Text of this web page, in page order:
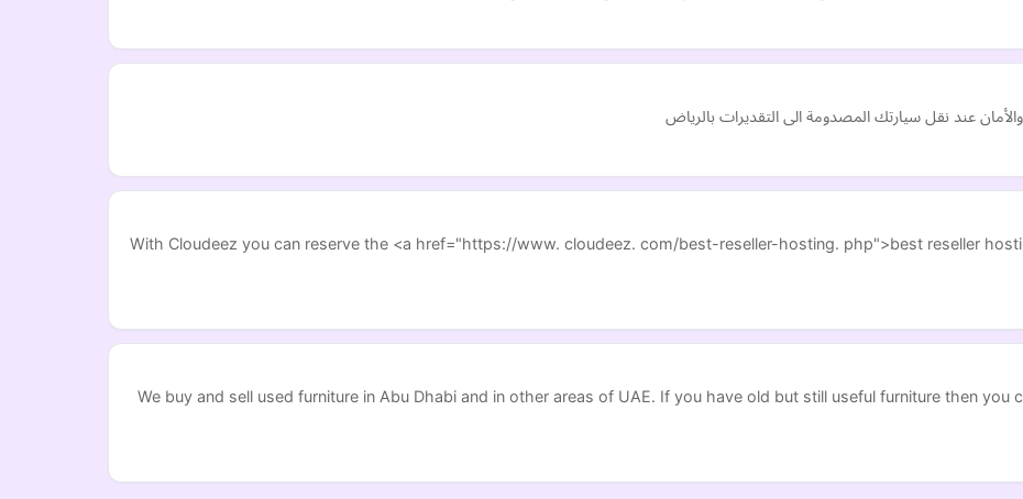
عند نقل سيارتك المصدومة الى التقديرات بالرياض
With Cloudeez you can reserve the <a href="https://www. cloudeez. com/best-reseller-hosting. php">best reseller
We buy and sell used furniture in Abu Dhabi and in other areas of UAE. If you have old but still useful furniture then